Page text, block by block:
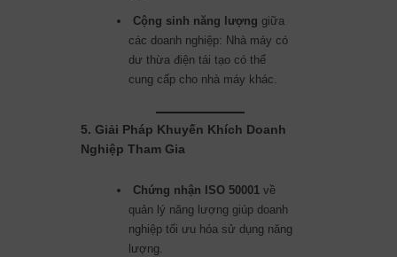
Cộng sinh năng lượng giữa
các doanh nghiệp: Nhà máy có
dư thừa điện tái tạo có thể
cung cấp cho nhà máy khác.
5. Giải Pháp Khuyến Khích Doanh
Nghiệp Tham Gia
Chứng nhận ISO 50001 về
quản lý năng lượng giúp doanh
nghiệp tối ưu hóa sử dụng năng
lượng.